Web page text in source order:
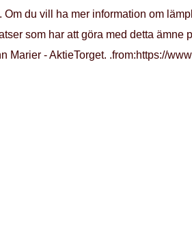
du vill ha mer information om
som har att göra med detta ämne
- AktieTorget. .from:https://